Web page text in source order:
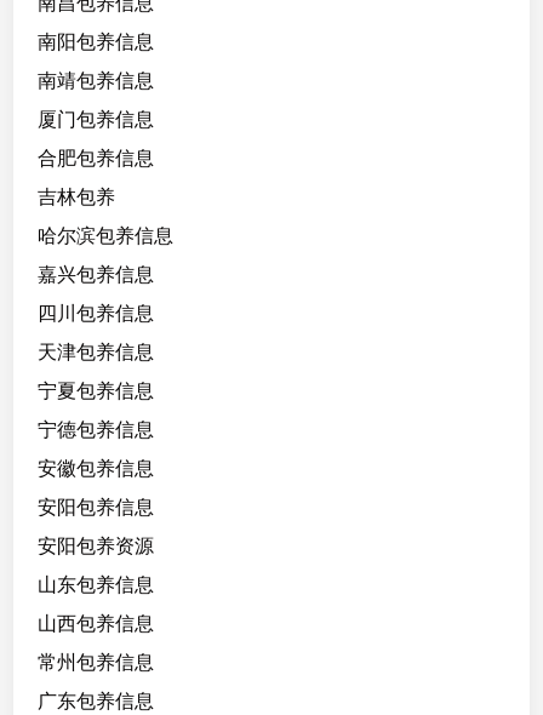
南阳包养信息
南靖包养信息
厦门包养信息
合肥包养信息
吉林包养
哈尔滨包养信息
嘉兴包养信息
四川包养信息
天津包养信息
宁夏包养信息
宁德包养信息
安徽包养信息
安阳包养信息
安阳包养资源
山东包养信息
山西包养信息
常州包养信息
广东包养信息